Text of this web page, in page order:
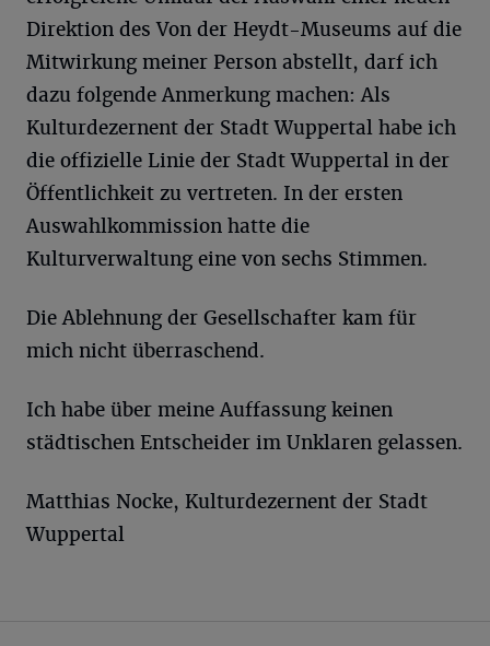
Direktion des Von der Heydt-Museums auf die
Mitwirkung meiner Person abstellt, darf ich
dazu folgende Anmerkung machen: Als
Kulturdezernent der Stadt Wuppertal habe ich
die offizielle Linie der Stadt Wuppertal in der
Öffentlichkeit zu vertreten. In der ersten
Auswahlkommission hatte die
Kulturverwaltung eine von sechs Stimmen.
Die Ablehnung der Gesellschafter kam für
mich nicht überraschend.
Ich habe über meine Auffassung keinen
städtischen Entscheider im Unklaren gelassen.
Matthias Nocke, Kulturdezernent der Stadt
Wuppertal